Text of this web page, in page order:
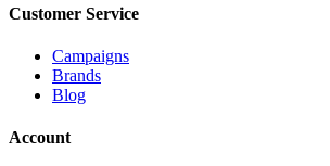
Customer Service
Campaigns
Brands
Blog
Account